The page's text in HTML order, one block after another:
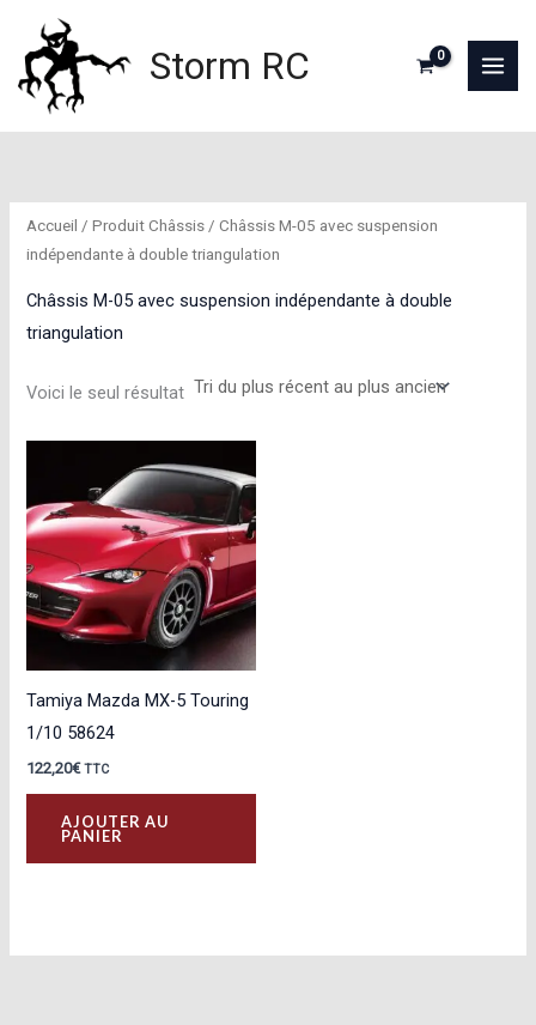
contenu
Storm RC
Accueil / Produit Châssis / Châssis M-05 avec suspension
indépendante à double triangulation
Châssis M-05 avec suspension indépendante à double
triangulation
Voici le seul résultat
Tamiya Mazda MX-5 Touring
1/10 58624
122,20€ TTC
AJOUTER AU
PANIER